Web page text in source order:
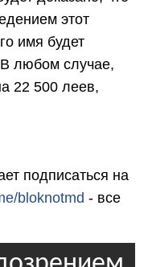
этот
имя будет
любом случае,
22 500 леев,
подписаться на
bloknotmd - все